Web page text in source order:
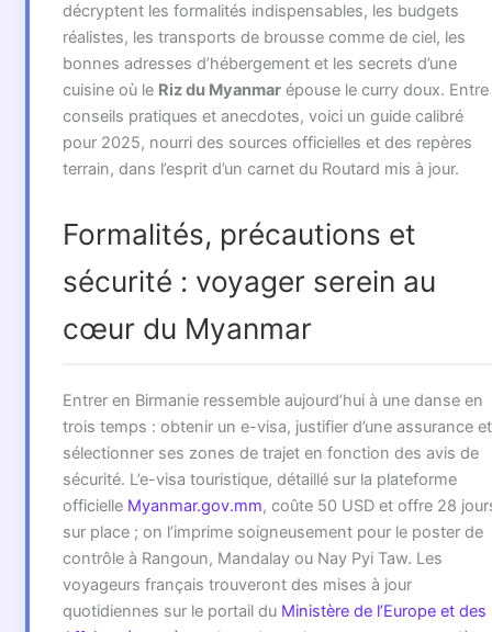
décryptent les formalités indispensables, les budgets
réalistes, les transports de brousse comme de ciel, les
bonnes adresses d’hébergement et les secrets d’une
cuisine où le Riz du Myanmarépouse le curry doux. Entre
conseils pratiques et anecdotes, voici un guide calibré
pour 2025, nourri des sources officielles et des repères
terrain, dans l’esprit d’un carnet du Routard mis à jour.
Formalités, précautions et
sécurité : voyager serein au
cœur du Myanmar
Entrer en Birmanie ressemble aujourd’hui à une danse en
trois temps : obtenir un e-visa, justifier d’une assurance et
sélectionner ses zones de trajet en fonction des avis de
sécurité. L’e-visa touristique, détaillé sur la plateforme
officielle Myanmar.gov.mm, coûte 50 USD et offre 28
sur place ; on l’imprime soigneusement pour le poster de
contrôle à Rangoun, Mandalay ou Nay Pyi Taw. Les
voyageurs français trouveront des mises à jour
quotidiennes sur le portail du Ministère de l’Europe et des